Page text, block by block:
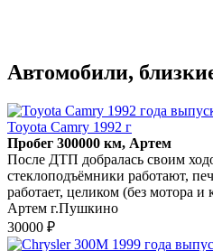
Автомобили,
Toyota Camry 1992 г
Пробег 300000 км, Артем
После ДТП добралась своим
стеклоподъёмники работают,
работает, целиком (без мотора и
Артем г.Пушкино
30000 ₽